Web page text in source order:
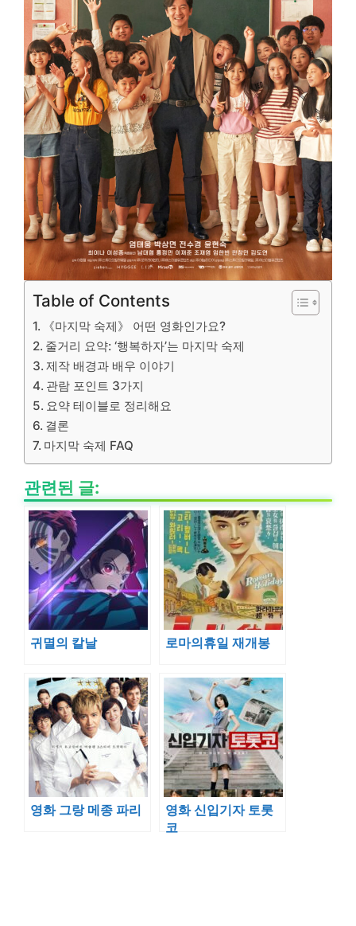
Table of Contents
《마지막 숙제》 어떤 영화인가요?
줄거리 요약: ‘행복하자’는 마지막 숙제
제작 배경과 배우 이야기
관람 포인트 3가지
요약 테이블로 정리해요
결론
마지막 숙제 FAQ
관련된 글:
귀멸의 칼날 로마의휴일 재개봉
영화 그랑 메종 파리
영화 신입기자 토롯
코